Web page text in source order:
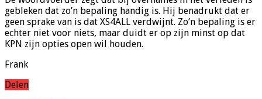
gebleken dat zo’n bepaling handig is. Hij benadrukt dat er
geen sprake van is dat XS4ALL verdwijnt. Zo’n bepaling is er
echter niet voor niets, maar duidt er op zijn minst op dat
KPN zijn opties open wil houden.
Frank
Delen